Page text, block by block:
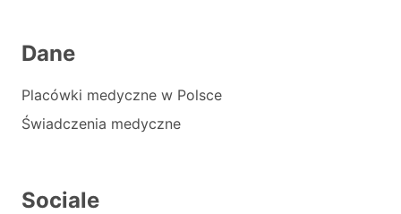
Dane
Placówki medyczne w Polsce
Świadczenia medyczne
Sociale